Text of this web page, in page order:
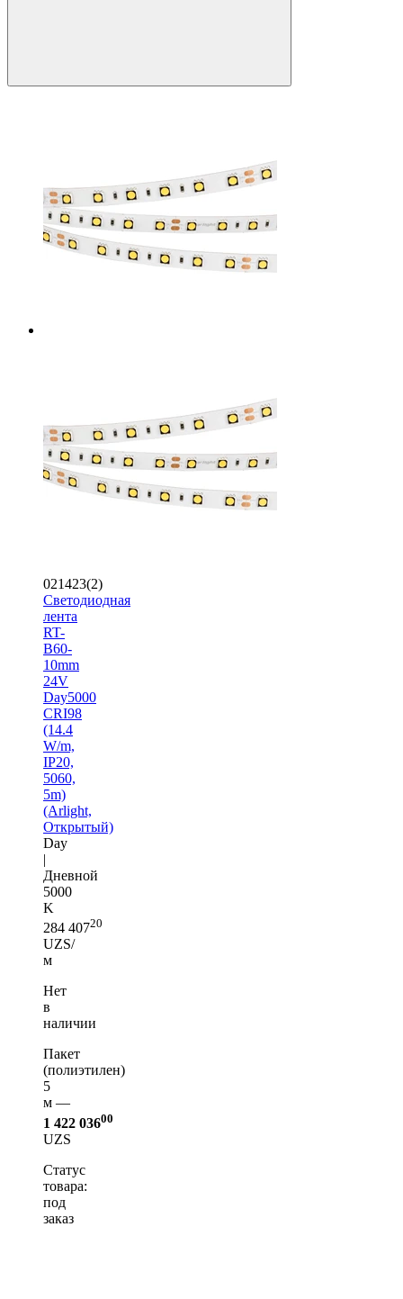
021423(2)
Светодиодная
лента
RT-
B60-
10mm
24V
Day5000
CRI98
(14.4
W/m,
IP20,
5060,
5m)
(Arlight,
Открытый)
Day
|
Дневной
5000
K
284 40720
UZS/
м
Нет
в
наличии
Пакет
(полиэтилен)
5
м —
1 422 03600
UZS
Статус
товара:
под
заказ